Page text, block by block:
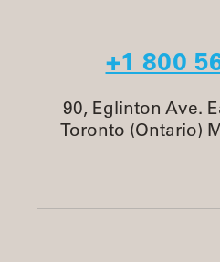
+1 800
90, Eglinton Ave.
Toronto (Ontario)